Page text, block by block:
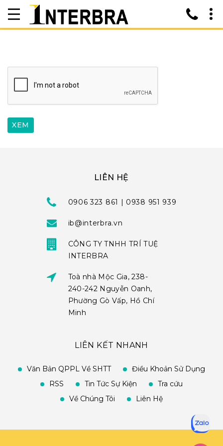
LIÊN HỆ
0906 323 861 | 0938 951 939
ib@interbra.vn
CÔNG TY TNHH TRÍ TUỆ
INTERBRA
Toà nhà Mộc Gia, 238-
240-242 Nguyễn Oanh,
Phường Gò Vấp, Hồ Chí
Minh
LIÊN KẾT NHANH
Văn Bản QPPL Về SHTT
Điều Khoản Sử Dụng
RSS
Tin Tức Sự Kiện
Tra cứu
Về Chúng Tôi
Liên Hệ